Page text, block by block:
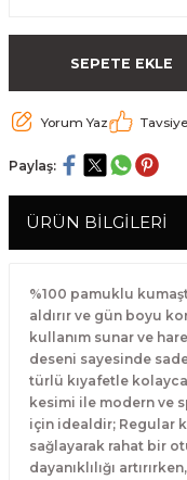
SEPETE EKLE
Yorum Yaz
Paylaş:
ÜRÜN BİLGİLERİ
%100 pamuklu
aldırır ve gün boyu
kullanım sunar ve
deseni sayesinde
türlü kıyafetle
kesimi ile modern ve
için idealdir; Regular
sağlayarak rahat bir
dayanıklılığı